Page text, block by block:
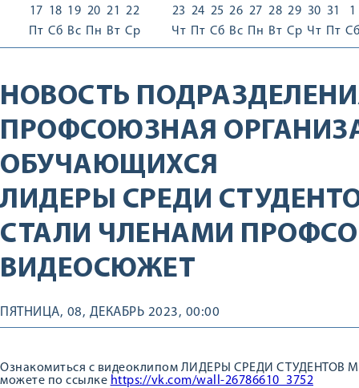
17
Пт
18
Сб
19
Вс
20
Пн
21
Вт
22
Ср
23
Чт
24
Пт
25
Сб
26
Вс
27
Пн
28
Вт
29
Ср
30
Чт
31
Пт
1
Сб
НОВОСТЬ
ПРОФСОЮЗНАЯ
ОБУЧАЮЩИХСЯ
ЛИДЕРЫ СРЕДИ
СТАЛИ ЧЛЕНАМИ
ВИДЕОСЮЖЕТ
ПЯТНИЦА, 08, ДЕКАБРЬ 2023, 00:00
Ознакомиться с видеоклипом ЛИДЕРЫ СРЕДИ
можете по ссылке https://vk.com/wall-26786610_3752